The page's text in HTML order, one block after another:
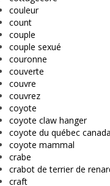
couleur
count
couple
couple sexué
couronne
couverte
couvre
couvrez
coyote
coyote claw hanger
coyote du québec canada
coyote mammal
crabe
crabot de terrier de
craft